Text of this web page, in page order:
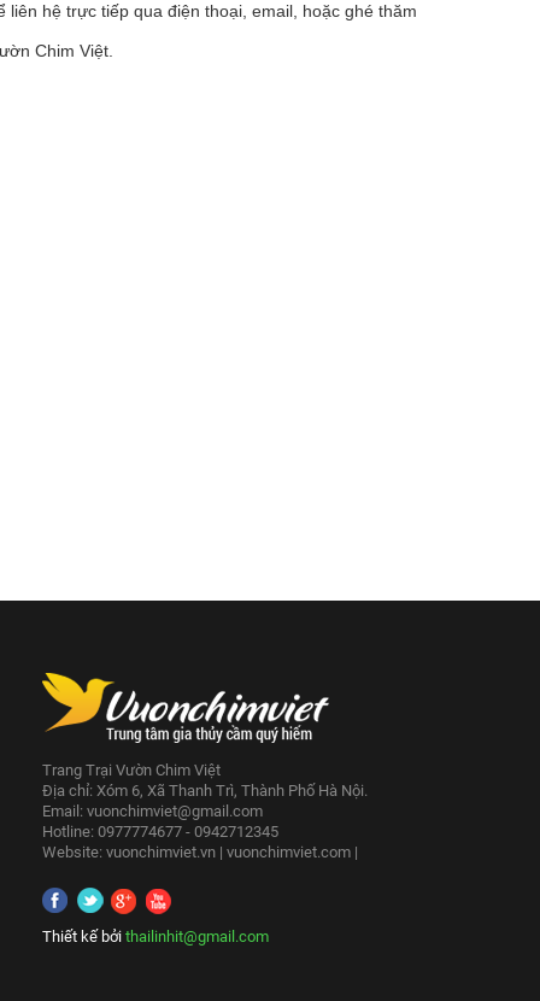
hệ trực tiếp qua điện thoại, email, hoặc ghé thăm
Chim Việt.
Trang Trại Vườn Chim Việt
Địa chỉ: Xóm 6, Xã Thanh Trì, Thành Phố Hà Nội.
Email: vuonchimviet@gmail.com
Hotline: 0977774677 - 0942712345
Website: vuonchimviet.vn| vuonchimviet.com|
Thiết kế bởi thailinhit@gmail.com